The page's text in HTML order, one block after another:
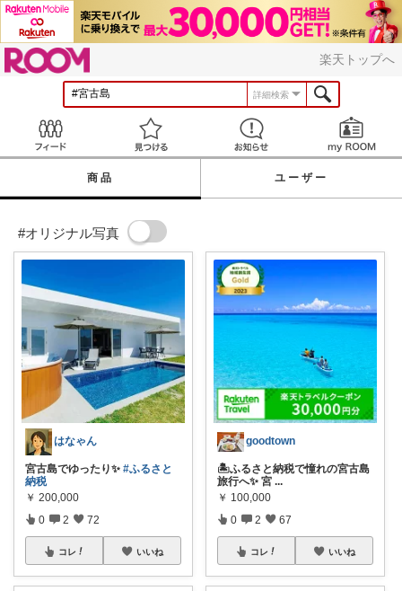
楽天トップへ
詳細検索
見つける お知らせ
商品 ユーザー
#オリジナル写真
はなゃん
宮古島でゆったり✨ #ふるさと
納税
￥ 200,000
0 2 72
コレ いいね
goodtown
🏝️ふるさと納税で憧れの宮古島
旅行へ✨ 宮 ...
￥ 100,000
0 2 67
コレ いいね